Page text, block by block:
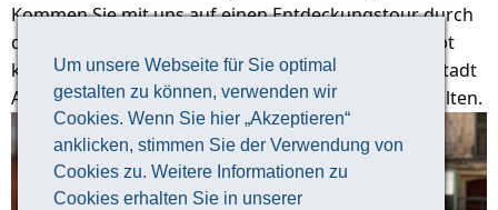
Um unsere Webseite für Sie optimal
gestalten zu können, verwenden wir
Cookies. Wenn Sie hier „Akzeptieren“
anklicken, stimmen Sie der Verwendung von
Cookies zu. Weitere Informationen zu
Cookies erhalten Sie in unserer
Kommen Sie mit uns auf einen Entdeckungstour durch
die ehemalige Residenz der Wettiner Fürsten. Es gibt
keine bessere Art, einen guten Überblick über die Stadt
Altenburg und ihre 1000-jährige Geschichte zu erhalten.